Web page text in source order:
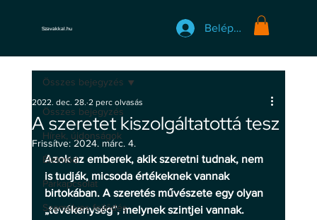
Szavakkal.hu Belépés
Összes bejegyzés
Hírek, újdonságok
Életmód
Párkapcsolat
Személyes fejlődés
Összes bejegyzés
A szeretet kiszolgáltatottá tesz
2022. dec. 28. 2 perc olvasás
Frissítve: 2024. márc. 4.
Azok az emberek, akik szeretni tudnak, nem
is tudják, micsoda értékeknek vannak
birtokában. A szeretés művészete egy olyan
„tevékenység”, melynek szintjei vannak.